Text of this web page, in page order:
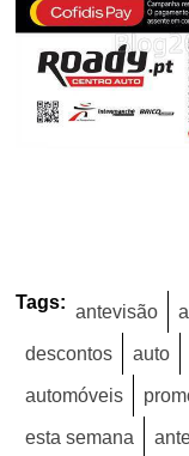
Tags: antevisão
descontos auto
automóveis
esta semana